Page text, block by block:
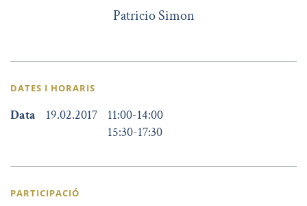
Patricio Simon
DATES I HORARIS
Data 19.02.2017 11:00-14:00
15:30-17:30
PARTICIPACIÓ